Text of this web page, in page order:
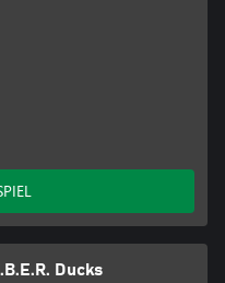
Ducks